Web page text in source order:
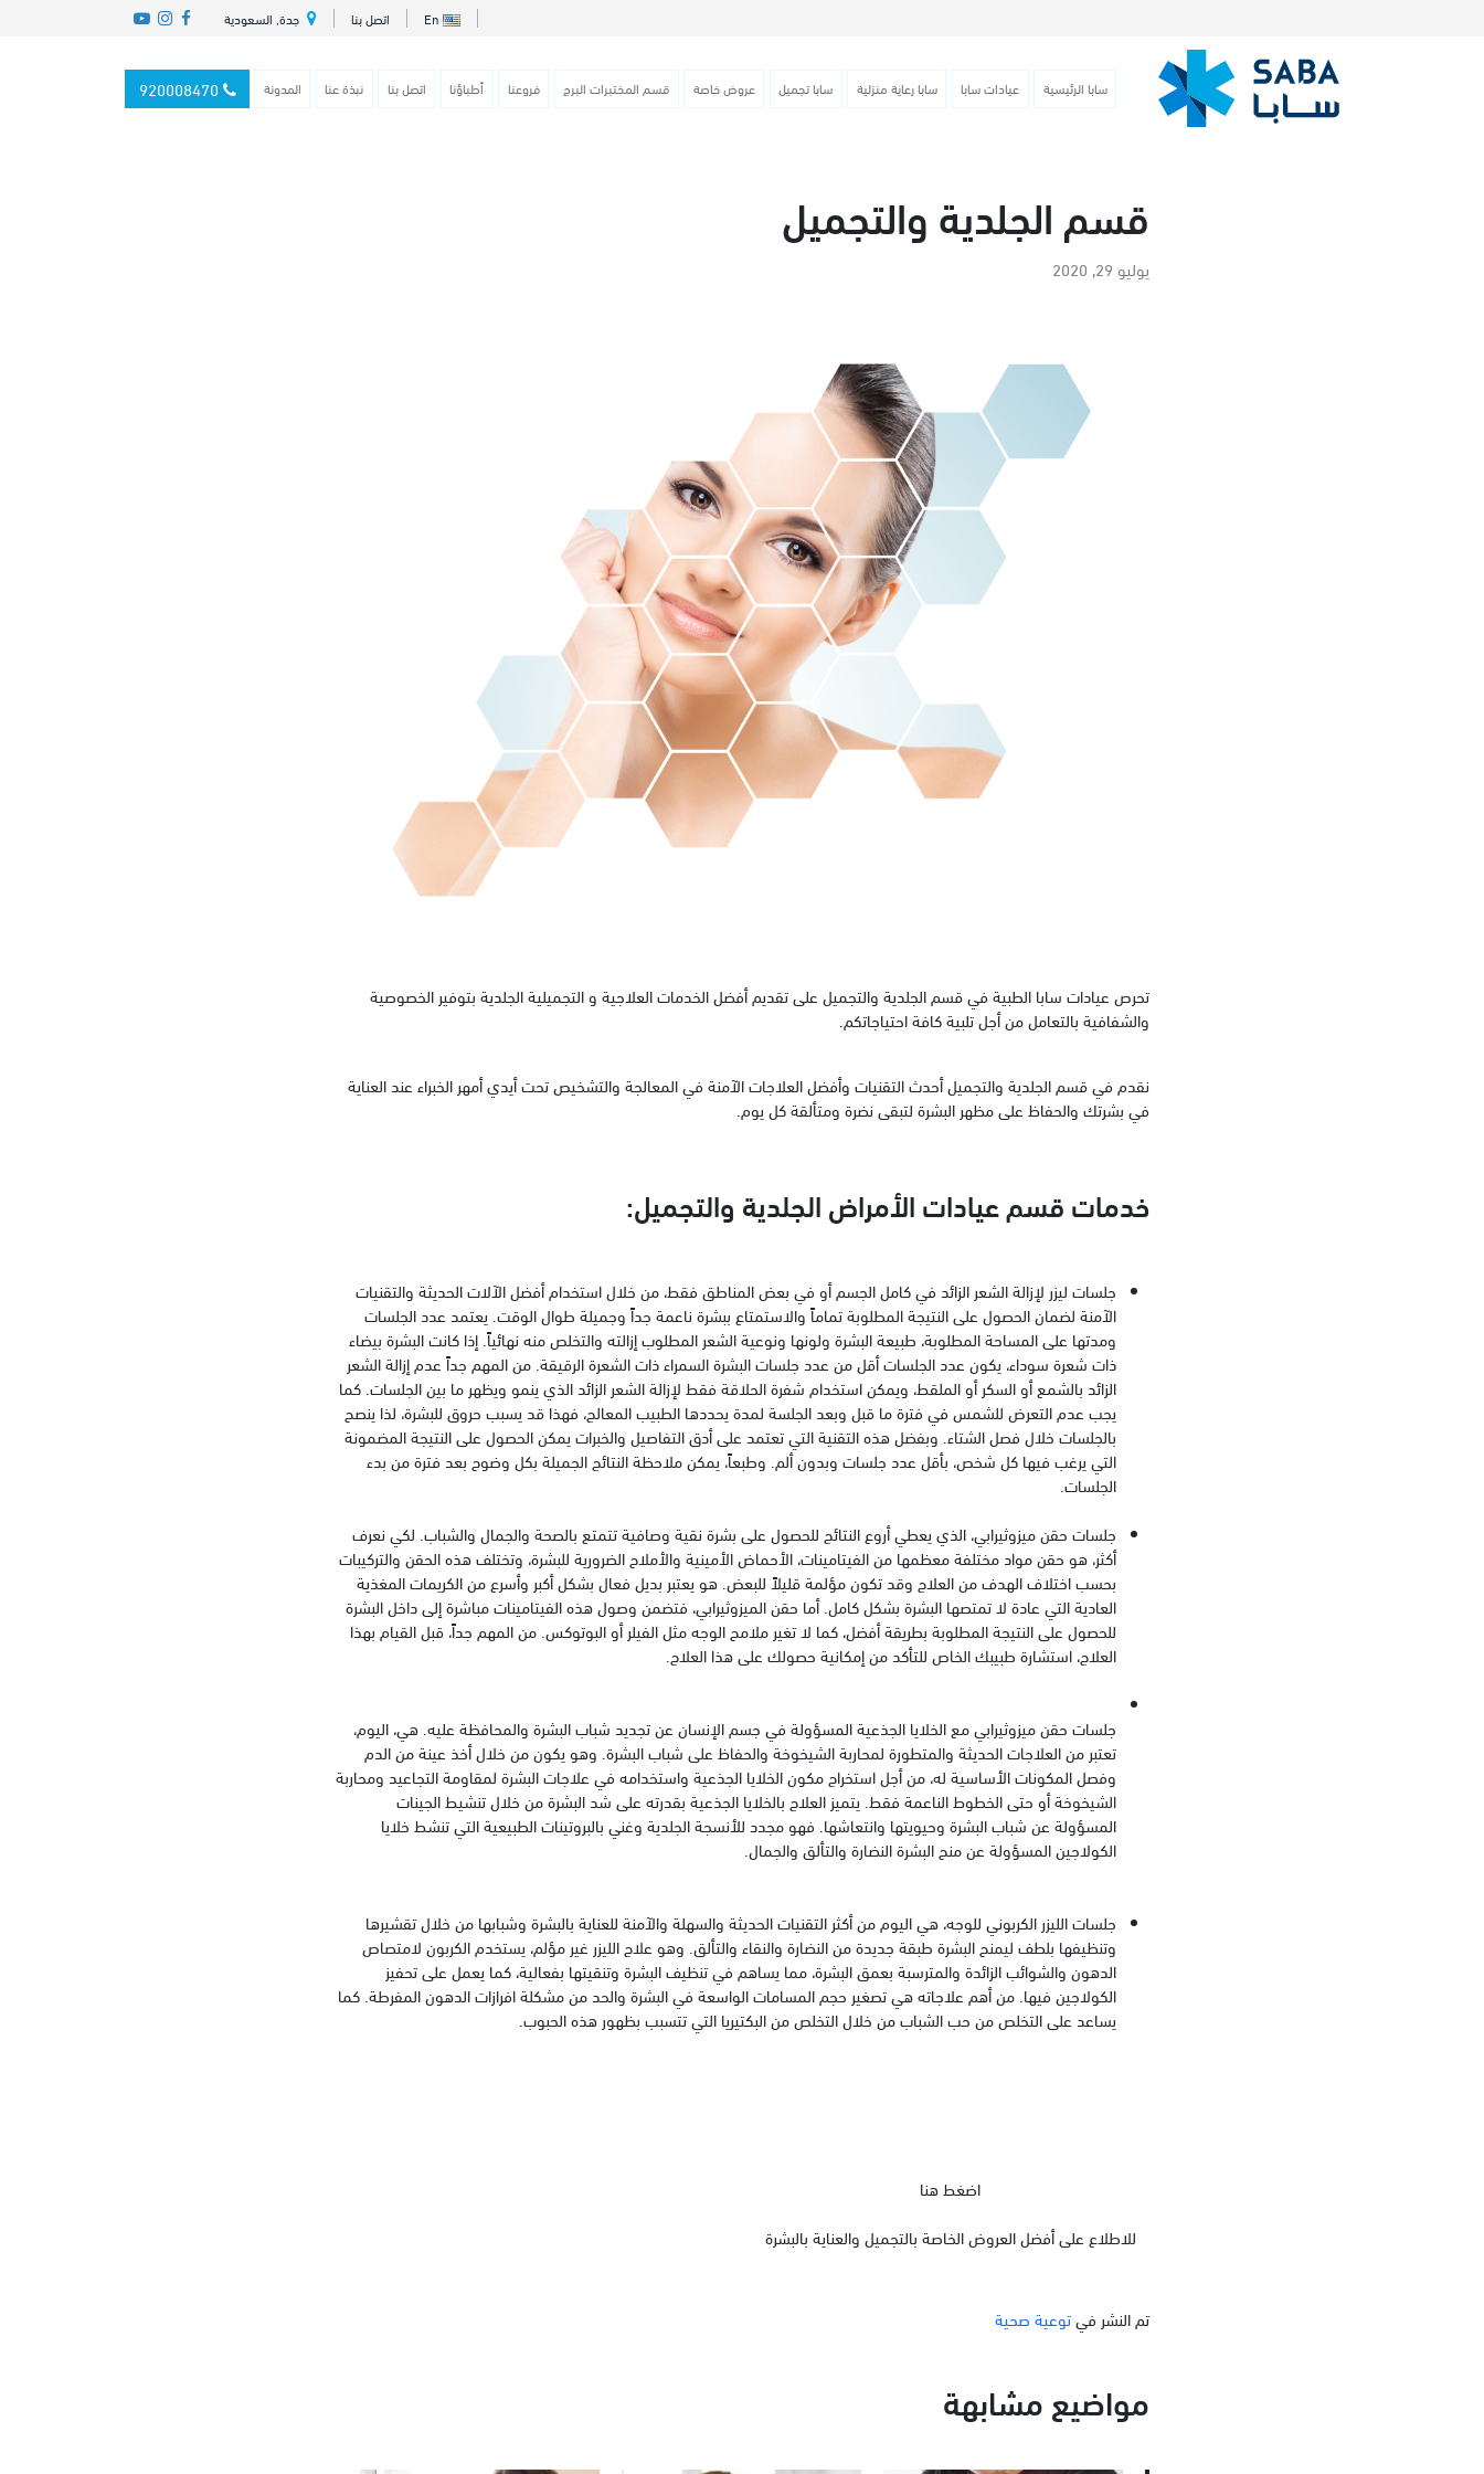
En اتصل بنا جدة, السعودية
سابا الرئيسية عيادات سابا سابا رعاية منزلية سابا تجميل عروض خاصة قسم المختبرات البرج فروعنا أطباؤنا اتصل بنا نبذة عنا المدونة
قسم الجلدية والتجميل
يوليو 29, 2020
تحرص عيادات سابا الطبية في قسم الجلدية والتجميل على تقديم أفضل الخدمات العلاجية و التجميلية الجلدية بتوفير الخصوصية
والشفافية بالتعامل من أجل تلبية كافة احتياجاتكم.
نقدم في قسم الجلدية والتجميل أحدث التقنيات وأفضل العلاجات الآمنة في المعالجة والتشخيص تحت أيدي أمهر الخبراء عند العناية
في بشرتك والحفاظ على مظهر البشرة لتبقى نضرة ومتألقة كل يوم.
خدمات قسم عيادات الأمراض الجلدية والتجميل:
جلسات ليزر لإزالة الشعر الزائد في كامل الجسم أو في بعض المناطق فقط، من خلال استخدام أفضل الآلات الحديثة والتقنيات
الآمنة لضمان الحصول على النتيجة المطلوبة تماماً والاستمتاع ببشرة ناعمة جداً وجميلة طوال الوقت. يعتمد عدد الجلسات
ومدتها على المساحة المطلوبة، طبيعة البشرة ولونها ونوعية الشعر المطلوب إزالته والتخلص منه نهائياً. إذا كانت البشرة بيضاء
ذات شعرة سوداء، يكون عدد الجلسات أقل من عدد جلسات البشرة السمراء ذات الشعرة الرقيقة. من المهم جداً عدم إزالة الشعر
الزائد بالشمع أو السكر أو الملقط، ويمكن استخدام شفرة الحلاقة فقط لإزالة الشعر الزائد الذي ينمو ويظهر ما بين الجلسات. كما
يجب عدم التعرض للشمس في فترة ما قبل وبعد الجلسة لمدة يحددها الطبيب المعالج، فهذا قد يسبب حروق للبشرة، لذا ينصح
بالجلسات خلال فصل الشتاء. وبفضل هذه التقنية التي تعتمد على أدق التفاصيل والخبرات يمكن الحصول على النتيجة المضمونة
التي يرغب فيها كل شخص، بأقل عدد جلسات وبدون ألم. وطبعاً، يمكن ملاحظة النتائج الجميلة بكل وضوح بعد فترة من بدء
الجلسات.
جلسات حقن ميزوثيرابي، الذي يعطي أروع النتائج للحصول على بشرة نقية وصافية تتمتع بالصحة والجمال والشباب. لكي نعرف
أكثر، هو حقن مواد مختلفة معظمها من الفيتامينات، الأحماض الأمينية والأملاح الضرورية للبشرة، وتختلف هذه الحقن والتركيبات
بحسب اختلاف الهدف من العلاج وقد تكون مؤلمة قليلاً للبعض. هو يعتبر بديل فعال بشكل أكبر وأسرع من الكريمات المغذية
العادية التي عادة لا تمتصها البشرة بشكل كامل. أما حقن الميزوثيرابي، فتضمن وصول هذه الفيتامينات مباشرة إلى داخل البشرة
للحصول على النتيجة المطلوبة بطريقة أفضل، كما لا تغير ملامح الوجه مثل الفيلر أو البوتوكس. من المهم جداً، قبل القيام بهذا
العلاج، استشارة طبيبك الخاص للتأكد من إمكانية حصولك على هذا العلاج.
جلسات حقن ميزوثيرابي مع الخلايا الجذعية المسؤولة في جسم الإنسان عن تجديد شباب البشرة والمحافظة عليه. هي، اليوم،
تعتبر من العلاجات الحديثة والمتطورة لمحاربة الشيخوخة والحفاظ على شباب البشرة. وهو يكون من خلال أخذ عينة من الدم
وفصل المكونات الأساسية له، من أجل استخراج مكون الخلايا الجذعية واستخدامه في علاجات البشرة لمقاومة التجاعيد ومحاربة
الشيخوخة أو حتى الخطوط الناعمة فقط. يتميز العلاج بالخلايا الجذعية بقدرته على شد البشرة من خلال تنشيط الجينات
المسؤولة عن شباب البشرة وحيويتها وانتعاشها. فهو مجدد للأنسجة الجلدية وغني بالبروتينات الطبيعية التي تنشط خلايا
الكولاجين المسؤولة عن منح البشرة النضارة والتألق والجمال.
جلسات الليزر الكربوني للوجه، هي اليوم من أكثر التقنيات الحديثة والسهلة والآمنة للعناية بالبشرة وشبابها من خلال تقشيرها
وتنظيفها بلطف ليمنح البشرة طبقة جديدة من النضارة والنقاء والتألق. وهو علاج الليزر غير مؤلم، يستخدم الكربون لامتصاص
الدهون والشوائب الزائدة والمترسبة بعمق البشرة، مما يساهم في تنظيف البشرة وتنقيتها بفعالية، كما يعمل على تحفيز
الكولاجين فيها. من أهم علاجاته هي تصغير حجم المسامات الواسعة في البشرة والحد من مشكلة افرازات الدهون المفرطة. كما
يساعد على التخلص من حب الشباب من خلال التخلص من البكتيريا التي تتسبب بظهور هذه الحبوب.
اضغط هنا
للاطلاع على أفضل العروض الخاصة بالتجميل والعناية بالبشرة
تم النشر فيتوعية صحية
مواضيع مشابهة